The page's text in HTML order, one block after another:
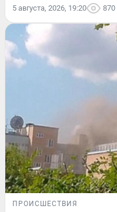
5 августа, 2026, 19:20 870
ПРОИСШЕСТВИЯ